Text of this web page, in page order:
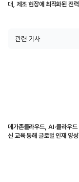
대, 제조 현장에 최적화된 전
관련 기사
메가존클라우드, AI·클라우드
신 교육 통해 글로벌 인재 양